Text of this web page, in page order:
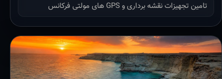
تامین تجهیزات نقشه برداری و GPS های مولتی فرکانس